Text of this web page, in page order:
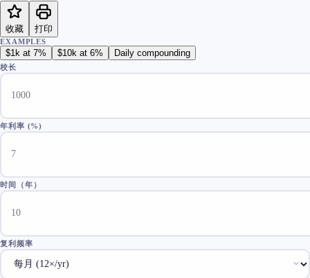
收藏 打印
EXAMPLES
$1k at 7% $10k at 6% Daily compounding
校长
年利率 (%)
时间（年）
复利频率